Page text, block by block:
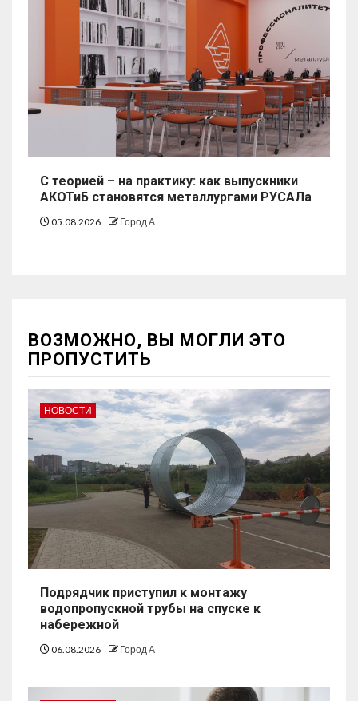
С теорией – на практику: как выпускники
АКОТиБ становятся металлургами РУСАЛа
05.08.2026 Город А
ВОЗМОЖНО, ВЫ МОГЛИ ЭТО
ПРОПУСТИТЬ
НОВОСТИ
Подрядчик приступил к монтажу
водопропускной трубы на спуске к
набережной
06.08.2026 Город А